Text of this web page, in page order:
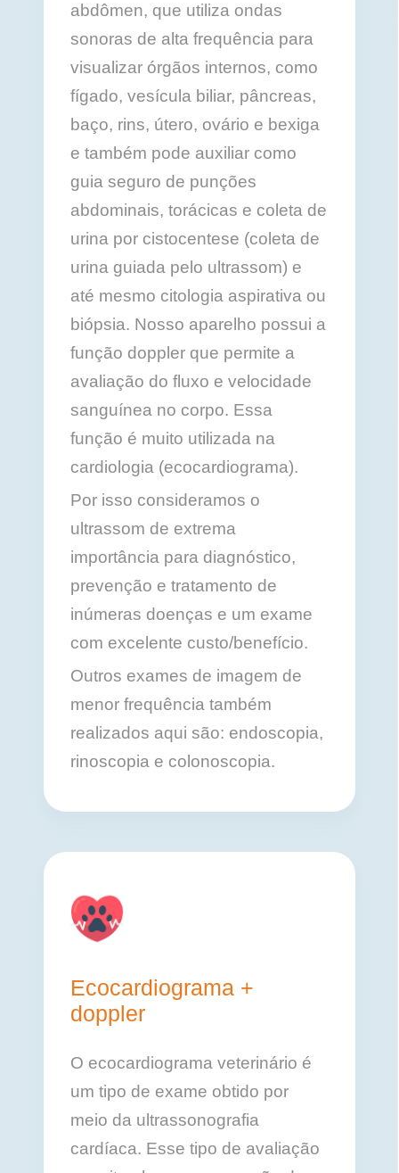
abdômen, que utiliza ondas
sonoras de alta frequência para
visualizar órgãos internos, como
fígado, vesícula biliar, pâncreas,
baço, rins, útero, ovário e bexiga
e também pode auxiliar como
guia seguro de punções
abdominais, torácicas e coleta de
urina por cistocentese (coleta de
urina guiada pelo ultrassom) e
até mesmo citologia aspirativa ou
biópsia. Nosso aparelho possui a
função doppler que permite a
avaliação do fluxo e velocidade
sanguínea no corpo. Essa
função é muito utilizada na
cardiologia (ecocardiograma).
Por isso consideramos o
ultrassom de extrema
importância para diagnóstico,
prevenção e tratamento de
inúmeras doenças e um exame
com excelente custo/benefício.
Outros exames de imagem de
menor frequência também
realizados aqui são: endoscopia,
rinoscopia e colonoscopia.
Ecocardiograma +
doppler
O ecocardiograma veterinário é
um tipo de exame obtido por
meio da ultrassonografia
cardíaca. Esse tipo de avaliação